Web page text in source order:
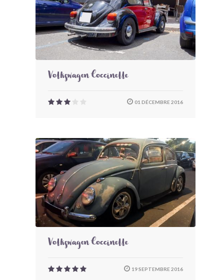
Volkswagen Coccinelle
01 DÉCEMBRE 2016
Volkswagen Coccinelle
19 SEPTEMBRE 2016